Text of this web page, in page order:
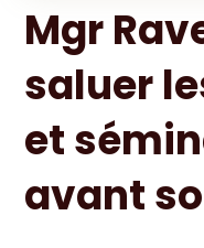
Mgr
saluer
et
avant